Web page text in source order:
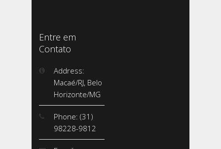
Entre em
Contato
Address:
Macaé/RJ, Belo
Horizonte/MG
Phone: (31)
98228-9812